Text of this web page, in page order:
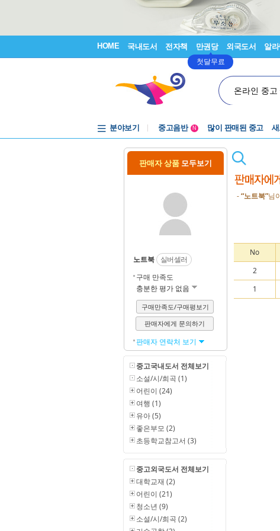
HOME 국내도서 전자책 만권당
첫달무료
외국도서 알
온라인 중고
분야보기
중고음반
중고음반
N 많이 판매된 중고
판매자 상품 모두보기
노트북
실버셀러
구매 만족도
충분한 평가 없음
구매만족도/구매평보기
판매자에게 문의하기
판매자 연락처 보기
중고국내도서 전체보기
소설/시/희곡 (1)
어린이 (24)
여행 (1)
유아 (5)
좋은부모 (2)
초등학교참고서 (3)
중고외국도서 전체보기
대학교재 (2)
어린이 (21)
청소년 (9)
소설/시/희곡 (2)
-“노트북”님
No
2
1